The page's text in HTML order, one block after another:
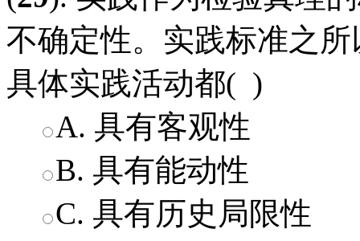
不确定性。实践标准之
具体实践活动都( )
A. 具有客观性
B. 具有能动性
C. 具有历史局限性